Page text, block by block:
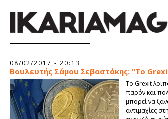
08/02/2017 - 20:13
Βουλευτής Σάμου Σεβαστάκης: "Το
Το Grexit
παρόν και
μπορεί να
αντιμαχίες